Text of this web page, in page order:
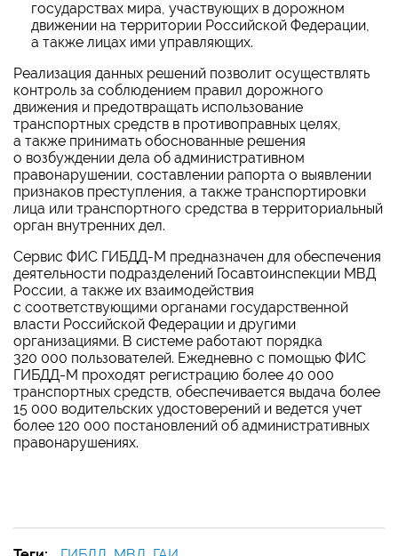
государствах мира, участвующих в дорожном
движении на территории Российской Федерации,
а также лицах ими управляющих.
Реализация данных решений позволит осуществлять
контроль за соблюдением правил дорожного
движения и предотвращать использование
транспортных средств в противоправных целях,
а также принимать обоснованные решения
о возбуждении дела об административном
правонарушении, составлении рапорта о выявлении
признаков преступления, а также транспортировки
лица или транспортного средства в территориальный
орган внутренних дел.
Сервис ФИС ГИБДД-М предназначен для обеспечения
деятельности подразделений Госавтоинспекции МВД
России, а также их взаимодействия
с соответствующими органами государственной
власти Российской Федерации и другими
организациями. В системе работают порядка
320 000 пользователей. Ежедневно с помощью ФИС
ГИБДД-М проходят регистрацию более 40 000
транспортных средств, обеспечивается выдача более
15 000 водительских удостоверений и ведется учет
более 120 000 постановлений об административных
правонарушениях.